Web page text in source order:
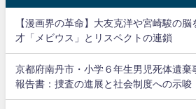
【漫画界の革命】大友克洋や宮崎駿の
才「メビウス」とリスペクトの連鎖
京都府南丹市・小学６年生男児死体遺棄
報告書：捜査の進展と社会制度への示唆